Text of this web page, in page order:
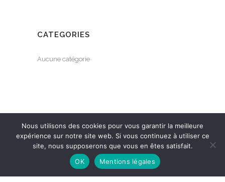
CATEGORIES
Aucune catégorie
Nous utilisons des cookies pour vous garantir la meilleure
expérience sur notre site web. Si vous continuez à utiliser ce
site, nous supposerons que vous en êtes satisfait.
OK
Mentions légales